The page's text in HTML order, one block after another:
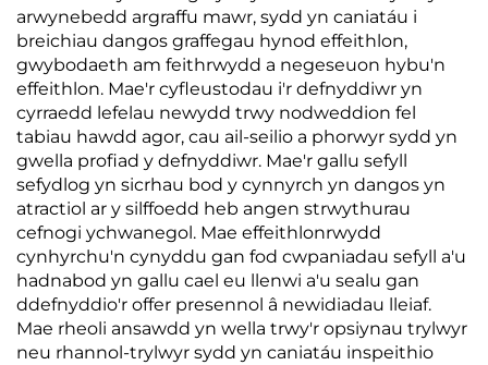
arwynebedd argraffu mawr, sydd yn caniatáu i
breichiau dangos graffegau hynod effeithlon,
gwybodaeth am feithrwydd a negeseuon hybu'n
effeithlon. Mae'r cyfleustodau i'r defnyddiwr yn
cyrraedd lefelau newydd trwy nodweddion fel
tabiau hawdd agor, cau ail-seilio a phorwyr sydd yn
gwella profiad y defnyddiwr. Mae'r gallu sefyll
sefydlog yn sicrhau bod y cynnyrch yn dangos yn
atractiol ar y silffoedd heb angen strwythurau
cefnogi ychwanegol. Mae effeithlonrwydd
cynhyrchu'n cynyddu gan fod cwpaniadau sefyll a'u
hadnabod yn gallu cael eu llenwi a'u sealu gan
ddefnyddio'r offer presennol â newidiadau lleiaf.
Mae rheoli ansawdd yn wella trwy'r opsiynau trylwyr
neu rhannol-trylwyr sydd yn caniatáu inspeithio